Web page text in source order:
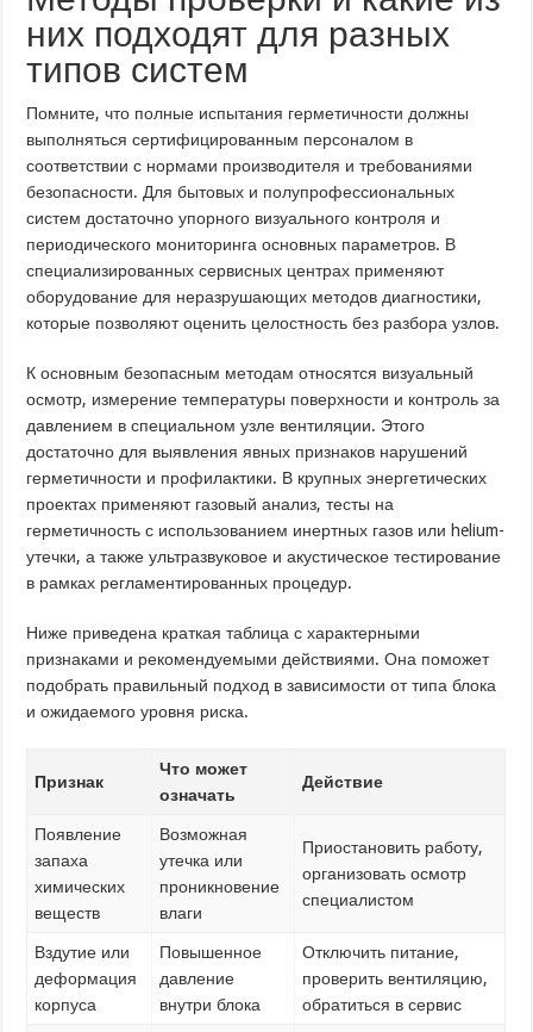
них подходят для разных
типов систем
Помните, что полные испытания герметичности должны
выполняться сертифицированным персоналом в
соответствии с нормами производителя и требованиями
безопасности. Для бытовых и полупрофессиональных
систем достаточно упорного визуального контроля и
периодического мониторинга основных параметров. В
специализированных сервисных центрах применяют
оборудование для неразрушающих методов диагностики,
которые позволяют оценить целостность без разбора узлов.
К основным безопасным методам относятся визуальный
осмотр, измерение температуры поверхности и контроль за
давлением в специальном узле вентиляции. Этого
достаточно для выявления явных признаков нарушений
герметичности и профилактики. В крупных энергетических
проектах применяют газовый анализ, тесты на
герметичность с использованием инертных газов или helium-
утечки, а также ультразвуковое и акустическое тестирование
в рамках регламентированных процедур.
Ниже приведена краткая таблица с характерными
признаками и рекомендуемыми действиями. Она поможет
подобрать правильный подход в зависимости от типа блока
и ожидаемого уровня риска.
Признак
Что может
означать
Действие
Появление
запаха
химических
веществ
Возможная
утечка или
проникновение
влаги
Приостановить работу,
организовать осмотр
специалистом
Вздутие или
деформация
корпуса
Повышенное
давление
внутри блока
Отключить питание,
проверить вентиляцию,
обратиться в сервис